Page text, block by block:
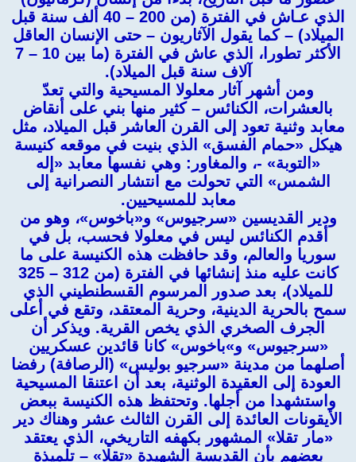
الذي عـاش في الفترة (من 200 – 40 ألف سنة قبل
الميلاد) – كما يقول الآثاريون – حتى الإنسان العاقل
الأكثر تطورا، الذي عاش في الفترة (ما بين 10 – 7
آلاف سنة قبل الميلاد).
ومن أشهر آثار معلولا المسيحية والتي تعدّ
بالعشرات، الكنائس – كثير منها بني على أنقاض
معابد وثنية تعود إلى القرن العاشر قبل الميلاد، مثل
هيكل «حمام الفسق» الذي بنيت في موقعه كنيسة
«التوبة» -، والمغاور: وهي نفسها معابد «إله
الشمس» التي تحولت مع انتشار النصرانية إلى
معابد للمسيحيين.
ودير القديسين «سرجيوس» و«باخوس»، وهو من
أقدم الكنائس ليس في معلولا فحسب، بل في
سوريا والعالم، وقد حافظت هذه الكنيسة على ما
كانت عليه منذ إنشائها في الفترة (من 312 – 325
للميلاد)، بعد صدور المرسوم القسطنطيني الذي
سمح بالحرية الدينية، وحرية المعتقد، وتقع في أعلى
الجرف الصخري الذي يخص القرية. ويذكر أن
«سرجيوس» و»باخوس» كانا قائدين عسكريين
أصلهما من مدينة «سرجيو بوليس» (الرصافة) رفضا
العودة إلى العقيدة الوثنية، بعد أن اعتنقا المسيحية
واستشهدا من أجلها. وتحتفظ هذه الكنيسة ببعض
الأيقونات العائدة إلى القرن الثالث عشر وهناك دير
«مار تقلا» المشهور بكهفه التاريخي، الذي يعتقد
بعضهم بأن القديسة الشهيدة «تقلا» – تلميذة